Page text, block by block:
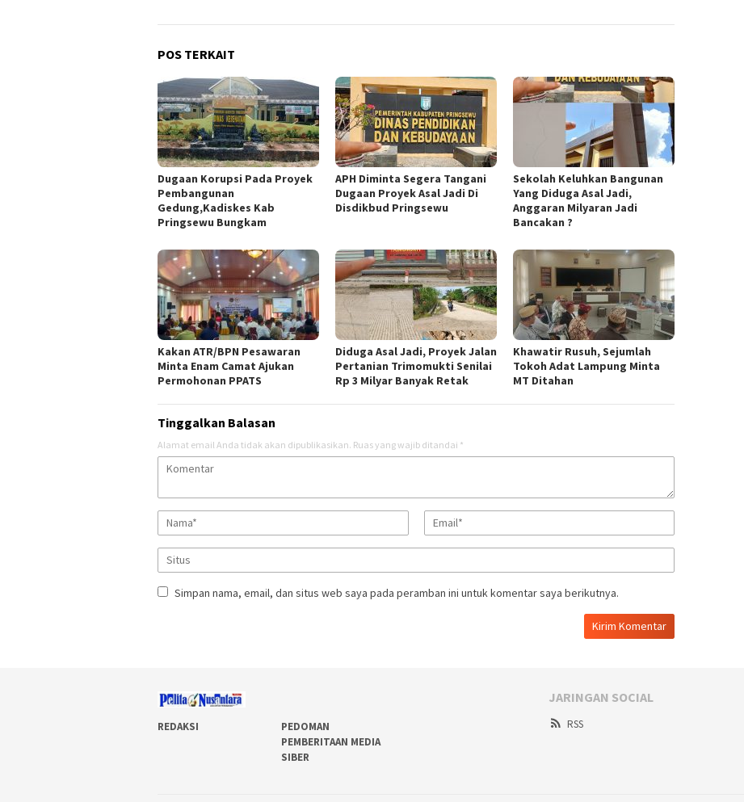
POS TERKAIT
Dugaan Korupsi Pada Proyek
Pembangunan
Gedung,Kadiskes Kab
Pringsewu Bungkam
APH Diminta Segera Tangani
Dugaan Proyek Asal Jadi Di
Disdikbud Pringsewu
Sekolah Keluhkan Bangunan
Yang Diduga Asal Jadi,
Anggaran Milyaran Jadi
Bancakan ?
Kakan ATR/BPN Pesawaran
Minta Enam Camat Ajukan
Permohonan PPATS
Diduga Asal Jadi, Proyek Jalan
Pertanian Trimomukti Senilai
Rp 3 Milyar Banyak Retak
Khawatir Rusuh, Sejumlah
Tokoh Adat Lampung Minta
MT Ditahan
Tinggalkan Balasan
Alamat email Anda tidak akan dipublikasikan. Ruas yang wajib ditandai *
Simpan nama, email, dan situs web saya pada peramban ini untuk komentar saya berikutnya.
REDAKSI
PEDOMAN
PEMBERITAAN MEDIA
SIBER
JARINGAN SOCIAL
RSS